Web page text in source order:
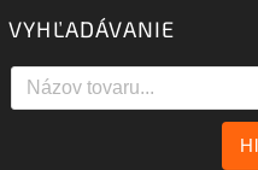
VYHĽADÁVANIE